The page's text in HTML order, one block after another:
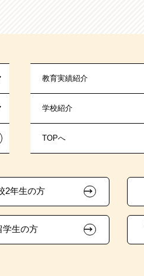
教育実績紹介
学校紹介
TOPへ
2年生の方
学生の方